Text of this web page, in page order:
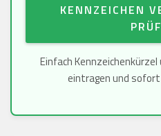
KENNZEICHEN
Einfach
eintragen und